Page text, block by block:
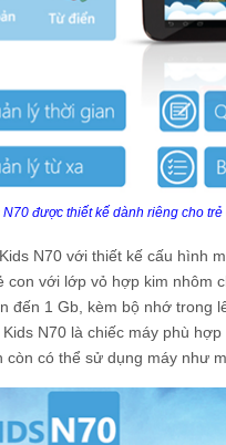
được thiết kế dành riêng cho
N70 với thiết kế cấu hình
con với lớp vỏ hợp kim nhôm
đến 1 Gb, kèm bộ nhớ trong
N70 là chiếc máy phù
có thể sử dụng máy như